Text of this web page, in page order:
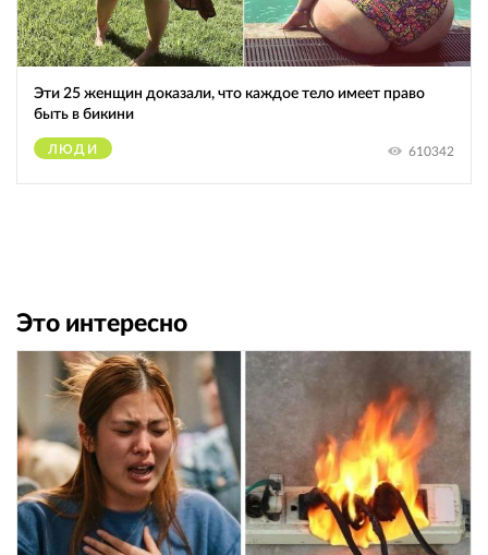
Эти 25 женщин доказали, что каждое тело имеет право
быть в бикини
ЛЮДИ 610342
Это интересно